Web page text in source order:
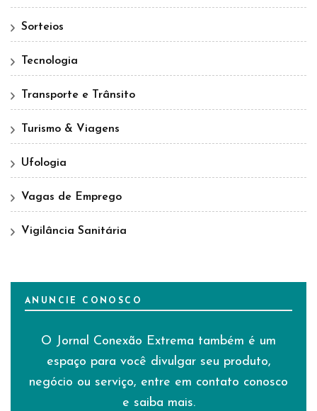
Sorteios
Tecnologia
Transporte e Trânsito
Turismo & Viagens
Ufologia
Vagas de Emprego
Vigilância Sanitária
ANUNCIE CONOSCO
O Jornal Conexão Extrema também é um
espaço para você divulgar seu produto,
negócio ou serviço, entre em contato conosco
e saiba mais.